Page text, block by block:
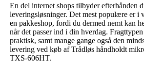
En del internet shops tilbyder efterhånden
leveringsløsninger. Det mest populære er i
en pakkeshop, fordi du dermed nemt kan
når det passer ind i din hverdag.
praktisk, samt mange gange også den
levering ved køb af Trådløs håndholdt
TXS-606HT.